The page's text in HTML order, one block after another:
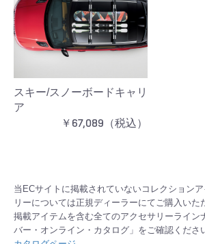
スキー/スノーボードキャリ
ア
￥67,089（税込）
当ECサイトに掲載されていないコレクション
リーについては正規ディーラーにてご購入いた
掲載アイテムを含む全てのアクセサリーライン
バー・オンライン・カタログ」をご確認くださ